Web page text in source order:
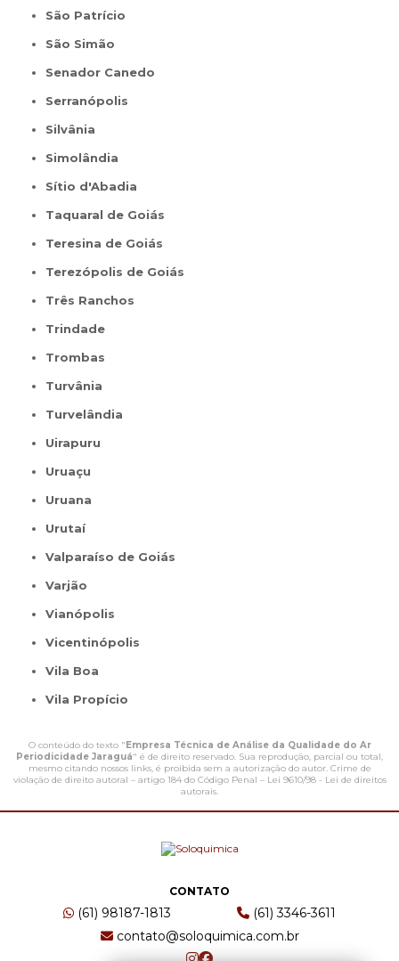
São Patrício
São Simão
Senador Canedo
Serranópolis
Silvânia
Simolândia
Sítio d'Abadia
Taquaral de Goiás
Teresina de Goiás
Terezópolis de Goiás
Três Ranchos
Trindade
Trombas
Turvânia
Turvelândia
Uirapuru
Uruaçu
Uruana
Urutaí
Valparaíso de Goiás
Varjão
Vianópolis
Vicentinópolis
Vila Boa
Vila Propício
O conteúdo do texto " Empresa Técnica de Análise da Qualidade do Ar
Periodicidade Jaraguá" é de direito reservado. Sua reprodução, parcial ou total,
mesmo citando nossos links, é proibida sem a autorização do autor. Crime de
violação de direito autoral – artigo 184 do Código Penal – Lei 9610/98 - Lei de direitos
autorais.
CONTATO
(61) 98187-1813
(61) 3346-3611
contato@soloquimica.com.br